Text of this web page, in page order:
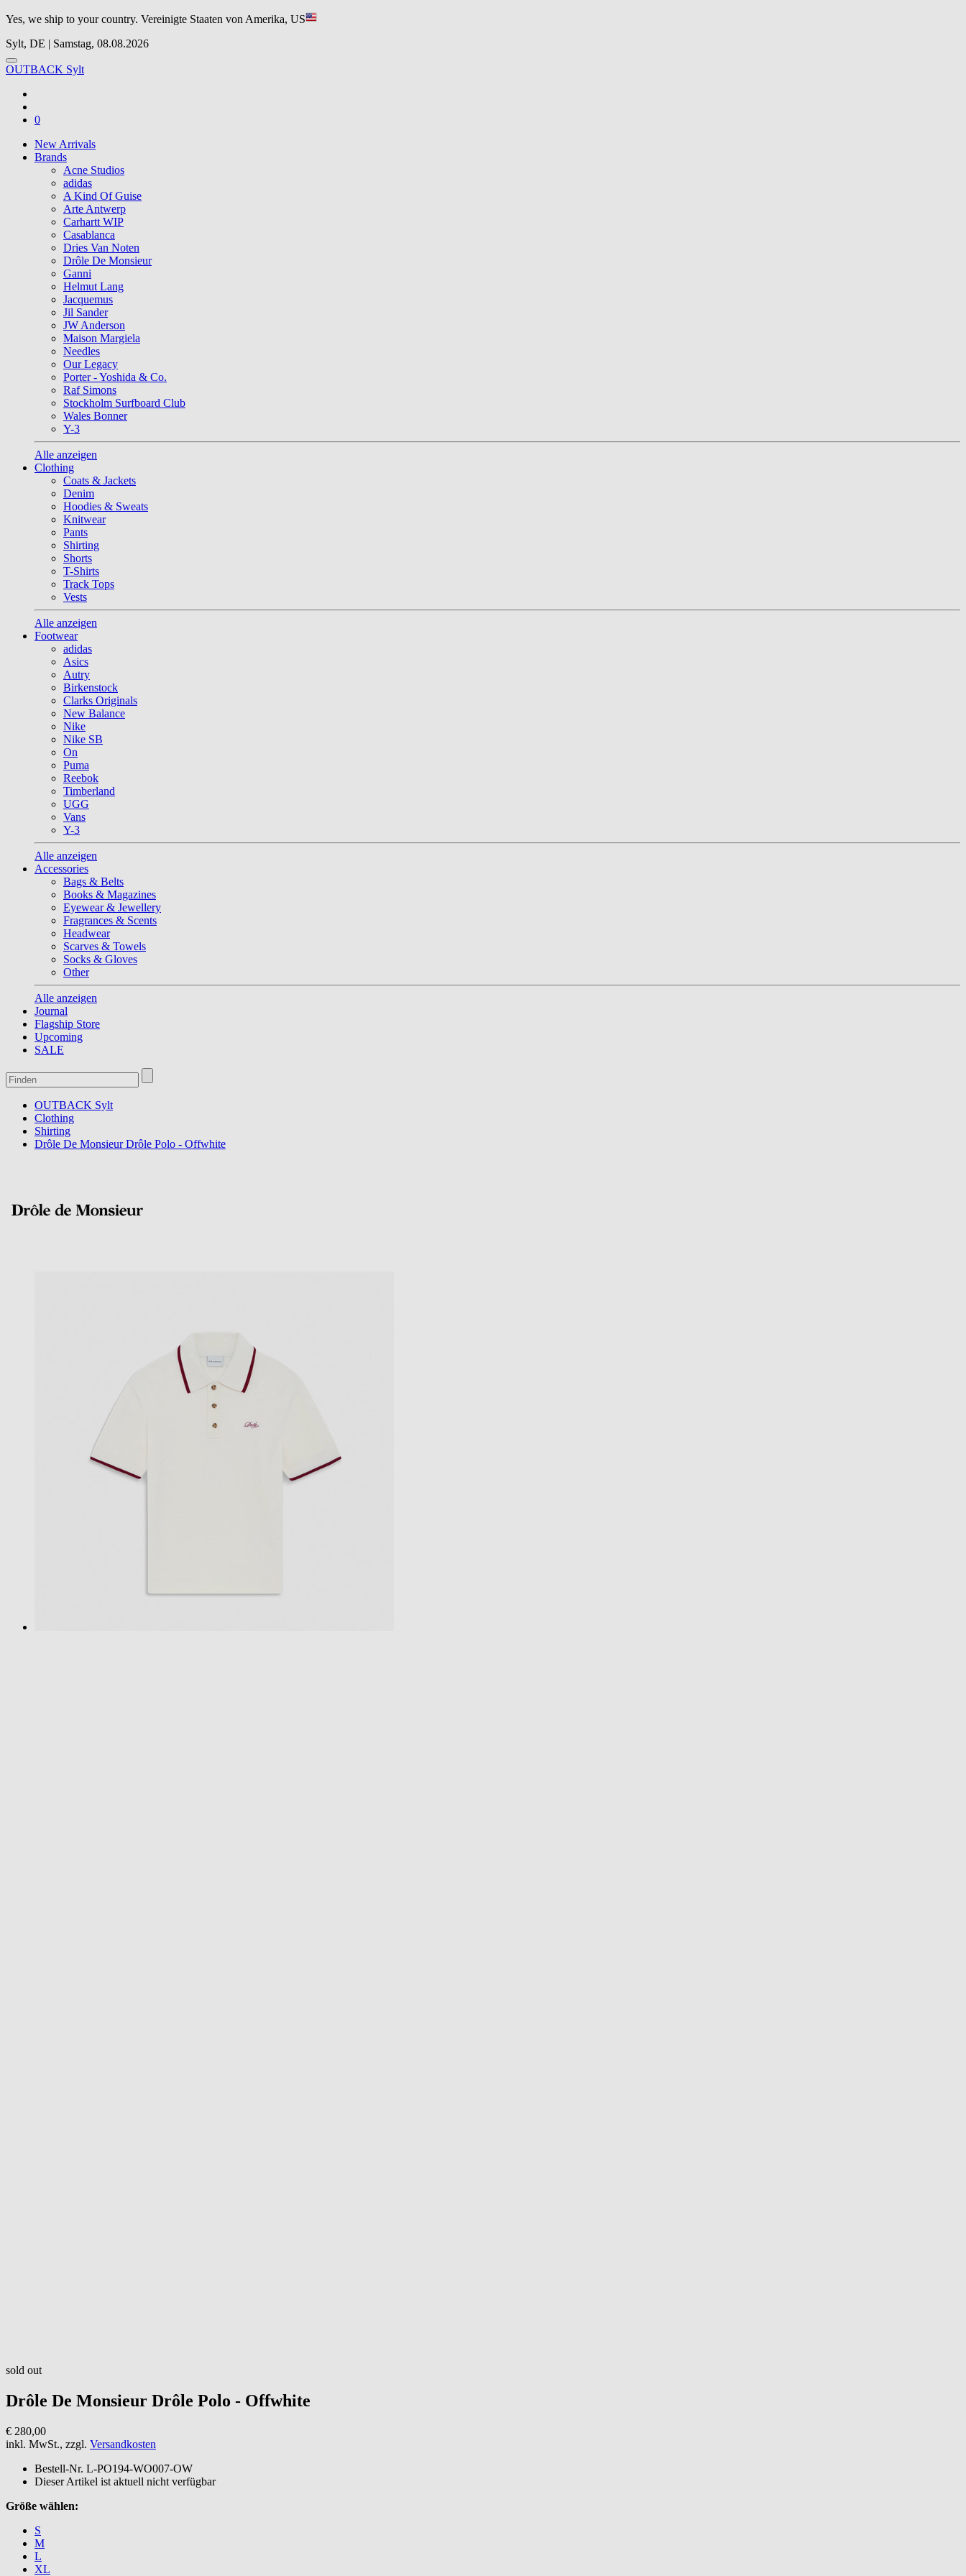
Yes, we ship to your country. Vereinigte Staaten von Amerika, US
Sylt, DE | Samstag, 08.08.2026
OUTBACK Sylt
0
New Arrivals
Brands
Acne Studios
adidas
A Kind Of Guise
Arte Antwerp
Carhartt WIP
Casablanca
Dries Van Noten
Drôle De Monsieur
Ganni
Helmut Lang
Jacquemus
Jil Sander
JW Anderson
Maison Margiela
Needles
Our Legacy
Porter - Yoshida & Co.
Raf Simons
Stockholm Surfboard Club
Wales Bonner
Y-3
Alle anzeigen
Clothing
Coats & Jackets
Denim
Hoodies & Sweats
Knitwear
Pants
Shirting
Shorts
T-Shirts
Track Tops
Vests
Alle anzeigen
Footwear
adidas
Asics
Autry
Birkenstock
Clarks Originals
New Balance
Nike
Nike SB
On
Puma
Reebok
Timberland
UGG
Vans
Y-3
Alle anzeigen
Accessories
Bags & Belts
Books & Magazines
Eyewear & Jewellery
Fragrances & Scents
Headwear
Scarves & Towels
Socks & Gloves
Other
Alle anzeigen
Journal
Flagship Store
Upcoming
SALE
OUTBACK Sylt
Clothing
Shirting
Drôle De Monsieur Drôle Polo - Offwhite
sold out
Drôle De Monsieur Drôle Polo - Offwhite
€ 280,00
inkl. MwSt., zzgl. Versandkosten
Bestell-Nr. L-PO194-WO007-OW
Dieser Artikel ist aktuell nicht verfügbar
Größe wählen:
S
M
L
XL